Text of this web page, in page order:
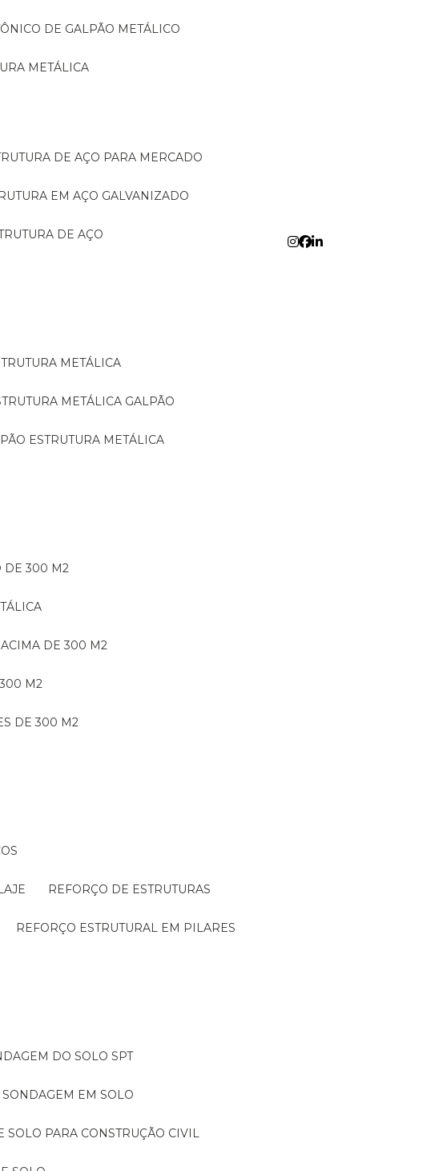
DE GALPÃO METÁLICO
METÁLICA
DE AÇO PARA MERCADO
EM AÇO GALVANIZADO
DE AÇO
METÁLICA
METÁLICA GALPÃO
ESTRUTURA METÁLICA
DE 300 M2
ACIMA DE 300 M2
300 M2
DE 300 M2
REFORÇO DE ESTRUTURAS
REFORÇO ESTRUTURAL EM PILARES
DO SOLO SPT
SONDAGEM EM SOLO
SOLO PARA CONSTRUÇÃO CIVIL